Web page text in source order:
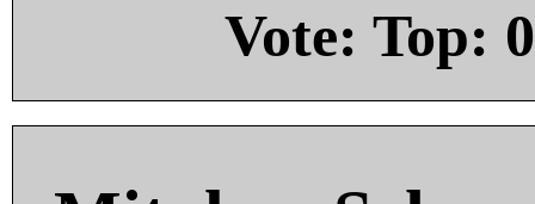
Vote: Top: 0